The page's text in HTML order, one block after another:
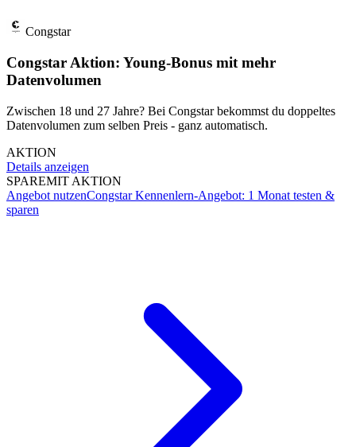
Congstar
Congstar Aktion: Young-Bonus mit mehr
Datenvolumen
Zwischen 18 und 27 Jahre? Bei Congstar bekommst du doppeltes
Datenvolumen zum selben Preis - ganz automatisch.
AKTION
Details anzeigen
SPAREMIT AKTION
Angebot nutzenCongstar Kennenlern-Angebot: 1 Monat testen &
sparen